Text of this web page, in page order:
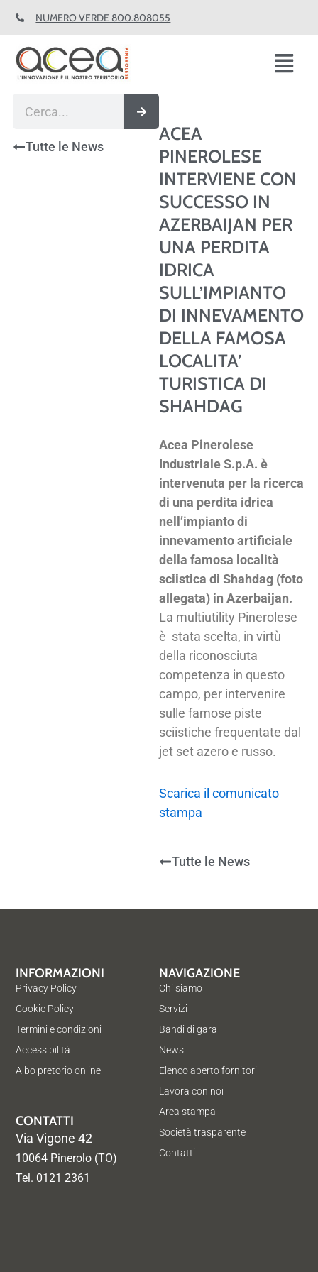
NUMERO VERDE 800.808055
Tutte le News
ACEA
PINEROLESE
INTERVIENE CON
SUCCESSO IN
AZERBAIJAN PER
UNA PERDITA
IDRICA
SULL’IMPIANTO
DI INNEVAMENTO
DELLA FAMOSA
LOCALITA’
TURISTICA DI
SHAHDAG
Acea Pinerolese
Industriale S.p.A. è
intervenuta per la ricerca
di una perdita idrica
nell’impianto di
innevamento artificiale
della famosa località
sciistica di Shahdag (foto
allegata) in Azerbaijan.
La multiutility Pinerolese
è stata scelta, in virtù
della riconosciuta
competenza in questo
campo, per intervenire
sulle famose piste
sciistiche frequentate dal
jet set azero e russo.
Scarica il comunicato
stampa
Tutte le News
NAVIGAZIONE
Chi siamo
Servizi
Bandi di gara
News
Elenco aperto fornitori
Lavora con noi
Area stampa
Società trasparente
Contatti
INFORMAZIONI
Privacy Policy
Cookie Policy
Termini e condizioni
Accessibilità
Albo pretorio online
CONTATTI
Via Vigone 42
10064 Pinerolo (TO)
Tel. 0121 2361